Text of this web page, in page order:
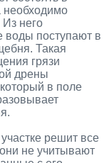
необходимо
Из него
воды поступают в
Такая
грязи
дрены
в поле
решит все
не учитывают